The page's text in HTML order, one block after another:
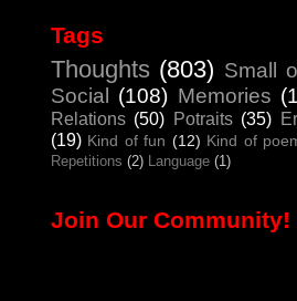
Tags
Thoughts (803) Small
Social
(108) Memories
Relations (50) Potraits (35)
(19) Kind of fun (12) Kind of
Repetitions (2) Language (1)
Join Our Community!